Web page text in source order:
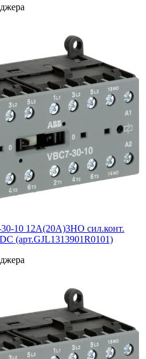
10 12A(20А)3НО сил.конт.
(арт.GJL1313901R0101)